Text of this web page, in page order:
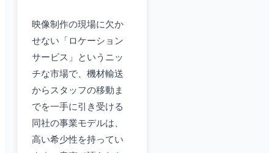
映像制作の現場に欠か
せない「ロケーション
サービス」というニッ
チな市場で、機材輸送
からスタッフの移動ま
でを一手に引き受ける
同社の事業モデルは、
高い希少性を持ってい